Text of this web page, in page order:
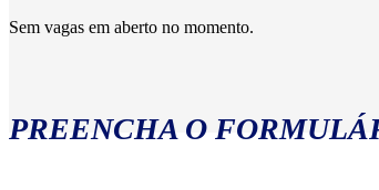
Sem vagas em aberto no momento.
PREENCHA O